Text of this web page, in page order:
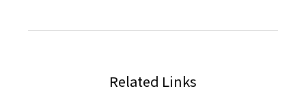
Related Links